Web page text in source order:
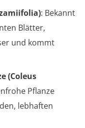
: Bekannt
Blätter,
und kommt
(Coleus
Pflanze
lebhaften